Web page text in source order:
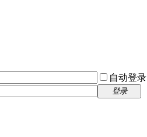
自动登录
登录